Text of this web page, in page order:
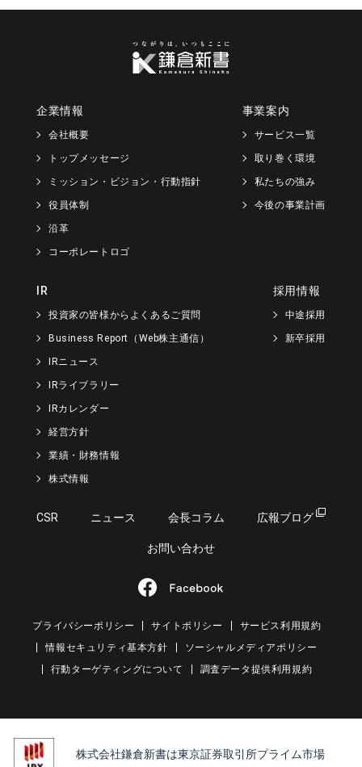
企業情報
会社概要
トップメッセージ
ミッション・ビジョン・行動指針
役員体制
沿革
コーポレートロゴ
事業案内
サービス一覧
取り巻く環境
私たちの強み
今後の事業計画
IR
投資家の皆様からよくあるご質問
Business Report（Web株主通信）
IRニュース
IRライブラリー
IRカレンダー
経営方針
業績・財務情報
株式情報
採用情報
中途採用
新卒採用
CSR ニュース 会長コラム 広報ブログ
お問い合わせ
プライバシーポリシー サイトポリシー
サービス利用規約
情報セキュリティ基本方針
ソーシャルメディアポリシー
行動ターゲティングについて
調査データ提供利用規約
株式会社鎌倉新書は東京証券取引所プライム市場